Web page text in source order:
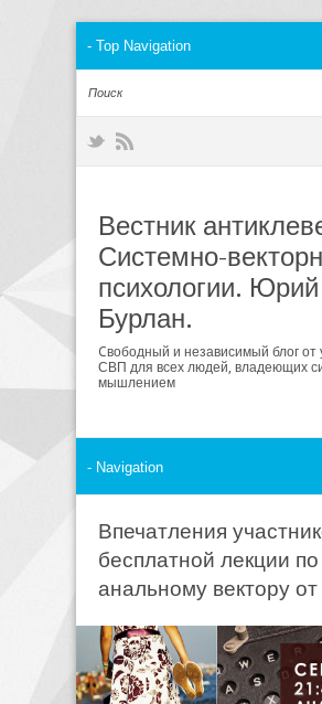
Вестник
Системно-
психологии. Юрий
Бурлан.
Cвободный и независимый блог от
СВП для всех людей, владеющих
мышлением
Впечатления
бесплатной лекции по
анальному вектору